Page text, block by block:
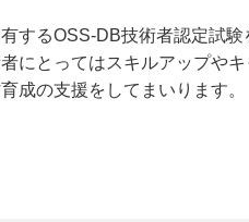
するOSS-DB技術者認定試
にとってはスキルアップや
成の支援をしてまいります。